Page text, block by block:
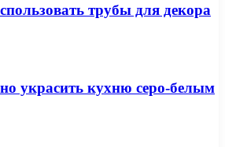
трубы для декора
украсить кухню серо-белым